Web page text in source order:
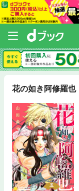
花の如き阿修羅也